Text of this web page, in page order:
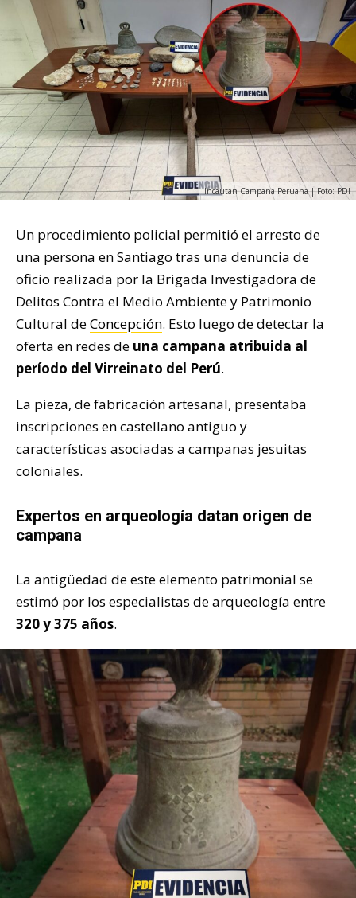
Incautan Campana Peruana | Foto: PDI
Un procedimiento policial permitió el arresto de
una persona en Santiago tras una denuncia de
oficio realizada por la Brigada Investigadora de
Delitos Contra el Medio Ambiente y Patrimonio
Cultural deConcepción. Esto luego de detectar la
oferta en redes de una campana atribuida al
período del Virreinato del Perú.
La pieza, de fabricación artesanal, presentaba
inscripciones en castellano antiguo y
características asociadas a campanas jesuitas
coloniales.
Expertos en arqueología datan origen de
campana
La antigüedad de este elemento patrimonial se
estimó por los especialistas de arqueología entre
320 y 375 años.